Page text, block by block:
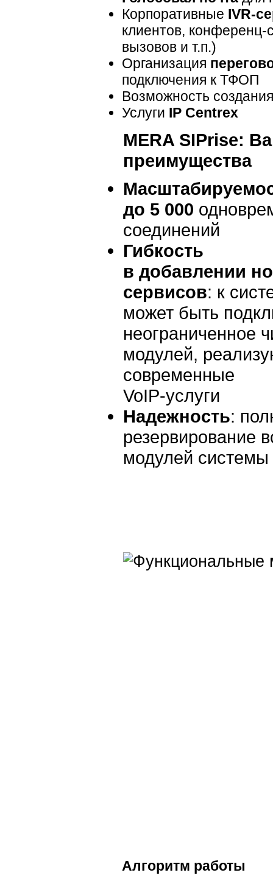
Корпоративные IVR-
клиентов, конференц-
вызовов и т.п.)
Организация
подключения к ТФОП
Возможность
Услуги IP Centrex
MERA SIPrise:
преимущества
до 5 000
соединений
Гибкость
в добавлении
сервисов: к
может быть
неограниченное
модулей,
современные
VoIP-услуги
Надежность:
резервирование
модулей системы
Алгоритм работы